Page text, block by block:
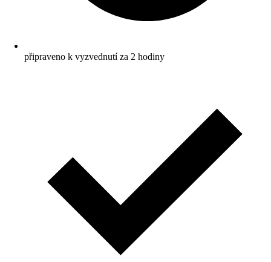
připraveno k vyzvednutí za 2 hodiny